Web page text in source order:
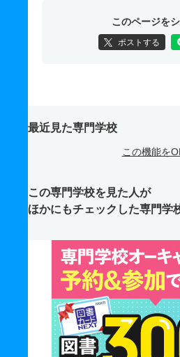
このページを
ポストする
最近見た専門学校
この機能を
この専門学校を見た人が
ほかにもチェックした専門学